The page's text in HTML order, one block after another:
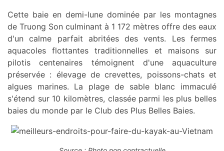
Cette baie en demi-lune dominée par les montagnes
de Truong Son culminant à 1 172 mètres offre des eaux
d'un calme parfait abritées des vents. Les fermes
aquacoles flottantes traditionnelles et maisons sur
pilotis centenaires témoignent d'une aquaculture
préservée : élevage de crevettes, poissons-chats et
algues marines. La plage de sable blanc immaculé
s'étend sur 10 kilomètres, classée parmi les plus belles
baies du monde par le Club des Plus Belles Baies.